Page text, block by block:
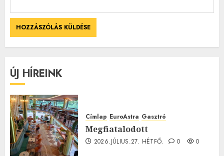
ÚJ HÍREINK
Címlap EuroAstra Gasztró
Megfiatalodott
2026.JÚLIUS.27. HÉTFŐ. 0 0